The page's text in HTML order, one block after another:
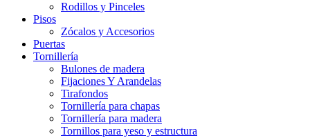
Rodillos y Pinceles
Pisos
Zócalos y Accesorios
Puertas
Tornillería
Bulones de madera
Fijaciones Y Arandelas
Tirafondos
Tornillería para chapas
Tornillería para madera
Tornillos para yeso y estructura